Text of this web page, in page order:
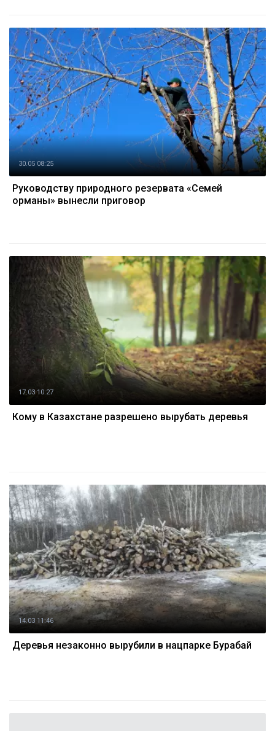
30.05 08:25
Руководству природного резервата «Семей
орманы» вынесли приговор
17.03 10:27
Кому в Казахстане разрешено вырубать деревья
14.03 11:46
Деревья незаконно вырубили в нацпарке Бурабай